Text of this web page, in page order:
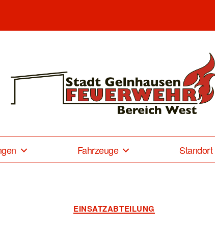
Feuerwehr
West
Fahrzeuge Standort
EINSATZABTEILUNG